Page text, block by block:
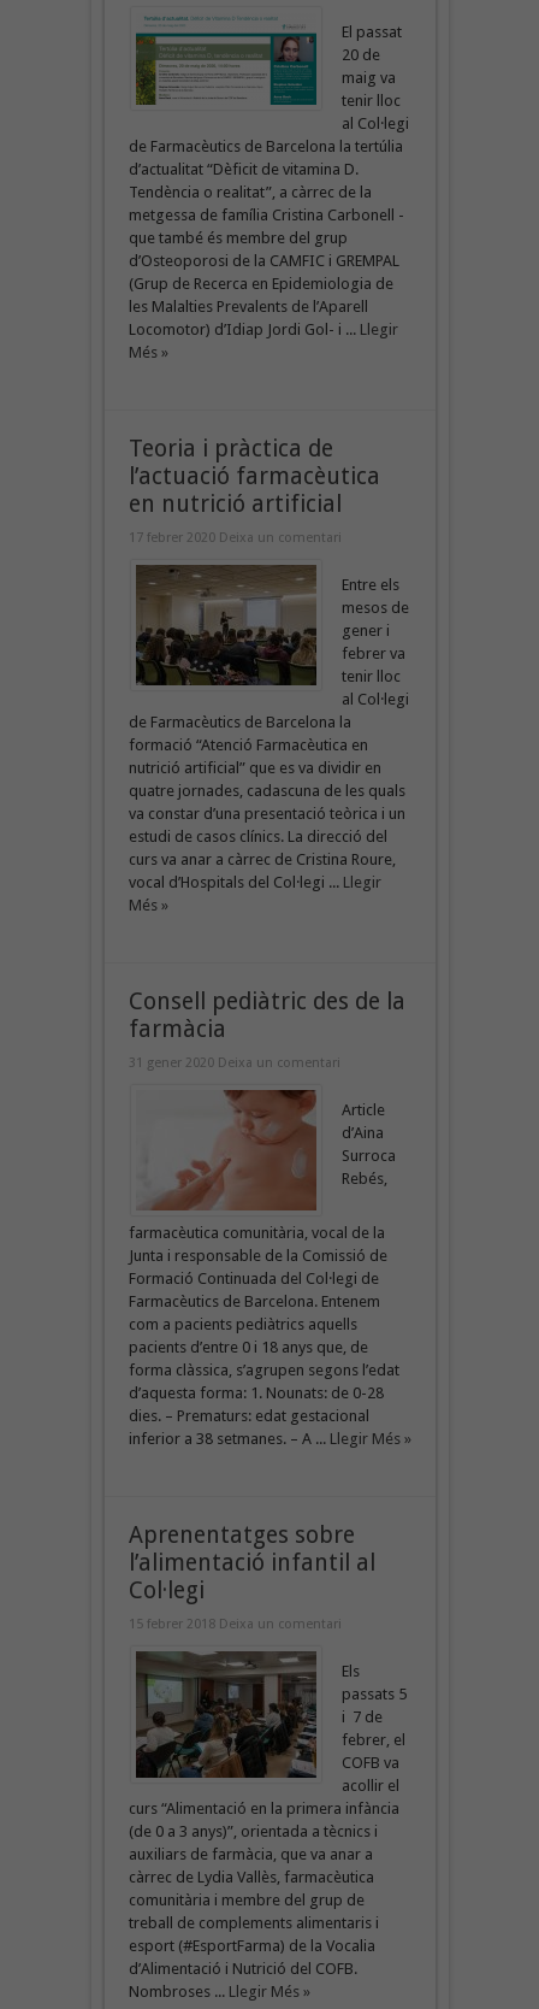
El passat
20 de
maig va
tenir lloc
al Col·legi
de Farmacèutics de Barcelona la tertúlia
d’actualitat “Dèficit de vitamina D.
Tendència o realitat”, a càrrec de la
metgessa de família Cristina Carbonell -
que també és membre del grup
d’Osteoporosi de la CAMFIC i GREMPAL
(Grup de Recerca en Epidemiologia de
les Malalties Prevalents de l’Aparell
Locomotor) d’Idiap Jordi Gol- i ... Llegir
Més »
Teoria i pràctica de
l’actuació farmacèutica
en nutrició artificial
17 febrer 2020 Deixa un comentari
Entre els
mesos de
gener i
febrer va
tenir lloc
al Col·legi
de Farmacèutics de Barcelona la
formació “Atenció Farmacèutica en
nutrició artificial” que es va dividir en
quatre jornades, cadascuna de les quals
va constar d’una presentació teòrica i un
estudi de casos clínics. La direcció del
curs va anar a càrrec de Cristina Roure,
vocal d’Hospitals del Col·legi ... Llegir
Més »
Consell pediàtric des de la
farmàcia
31 gener 2020 Deixa un comentari
Article
d’Aina
Surroca
Rebés,
farmacèutica comunitària, vocal de la
Junta i responsable de la Comissió de
Formació Continuada del Col·legi de
Farmacèutics de Barcelona. Entenem
com a pacients pediàtrics aquells
pacients d’entre 0 i 18 anys que, de
forma clàssica, s’agrupen segons l’edat
d’aquesta forma: 1. Nounats: de 0-28
dies. – Prematurs: edat gestacional
inferior a 38 setmanes. – A ... Llegir Més »
Aprenentatges sobre
l’alimentació infantil al
Col·legi
15 febrer 2018 Deixa un comentari
Els
passats 5
i 7 de
febrer, el
COFB va
acollir el
curs “Alimentació en la primera infància
(de 0 a 3 anys)”, orientada a tècnics i
auxiliars de farmàcia, que va anar a
càrrec de Lydia Vallès, farmacèutica
comunitària i membre del grup de
treball de complements alimentaris i
esport (#EsportFarma) de la Vocalia
d’Alimentació i Nutrició del COFB.
Nombroses ... Llegir Més »